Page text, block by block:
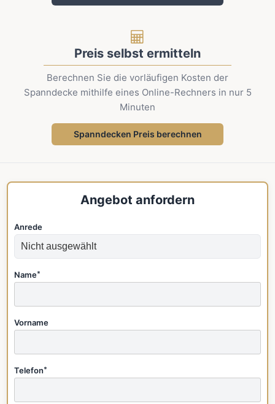
Preis selbst ermitteln
Berechnen Sie die vorläufigen Kosten der
Spanndecke mithilfe eines Online-Rechners in nur 5
Minuten
Spanndecken Preis berechnen
Angebot anfordern
Anrede
Name*
Vorname
Telefon*